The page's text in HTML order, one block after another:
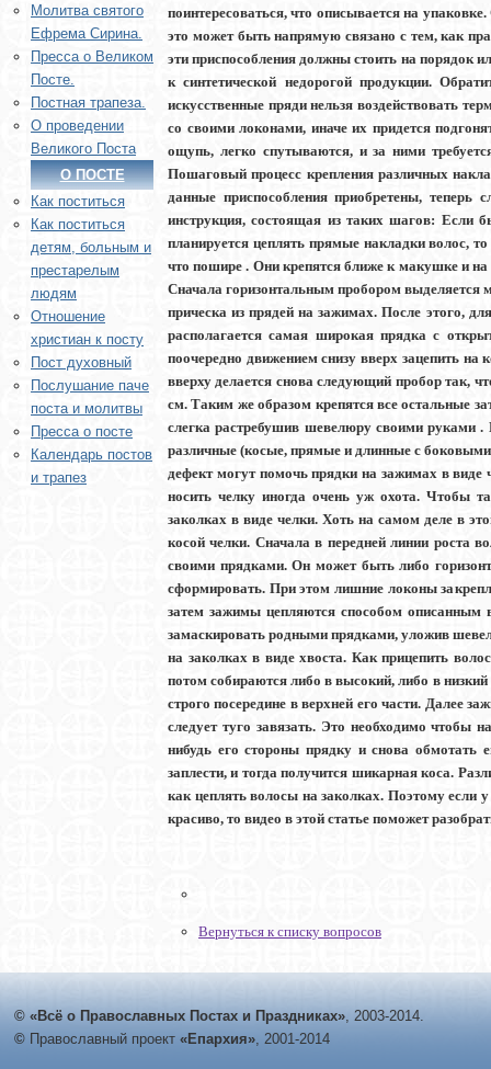
Молитва святого
Ефрема Сирина.
Пресса о Великом
Посте.
Постная трапеза.
О проведении
Великого Поста
О ПОСТЕ
Как поститься
Как поститься
детям, больным и
престарелым
людям
Отношение
христиан к посту
Пост духовный
Послушание паче
поста и молитвы
Пресса о посте
Календарь постов
и трапез
поинтересоваться, что описывается на
это может быть напрямую связано с тем, как
эти приспособления должны стоить на порядок
к синтетической недорогой продукции.
искусственные пряди нельзя воздействовать
со своими локонами, иначе их придется
ощупь, легко спутываются, и за ними
Пошаговый процесс крепления различных
данные приспособления приобретены, теперь
инструкция, состоящая из таких шагов: Если
планируется цеплять прямые накладки волос,
что пошире . Они крепятся ближе к макушке и на
Сначала горизонтальным пробором выделяется
прическа из прядей на зажимах. После этого,
располагается самая широкая прядка с
поочередно движением снизу вверх зацепить
вверху делается снова следующий пробор так,
см. Таким же образом крепятся все остальные
слегка растребушив шевелюру своими руками
различные (косые, прямые и длинные с боковыми
дефект могут помочь прядки на зажимах в виде
носить челку иногда очень уж охота. Чтобы
заколках в виде челки. Хоть на самом деле в
косой челки. Сначала в передней линии роста
своими прядками. Он может быть либо
сформировать. При этом лишние локоны
затем зажимы цепляются способом
замаскировать родными прядками, уложив
на заколках в виде хвоста. Как прицепить
потом собираются либо в высокий, либо в
строго посередине в верхней его части. Далее
следует туго завязать. Это необходимо чтобы
нибудь его стороны прядку и снова обмотать
заплести, и тогда получится шикарная коса.
как цеплять волосы на заколках. Поэтому если
красиво, то видео в этой статье поможет
Вернуться к списку вопросов
© «Всё о Православных Постах и Праздниках», 2003-2014.
© Православный проект «Епархия», 2001-2014